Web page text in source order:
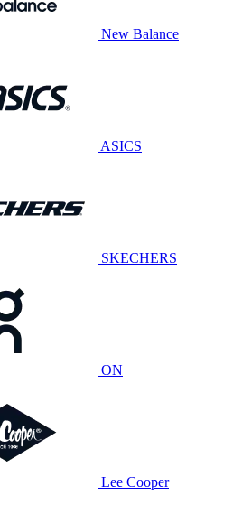
New Balance
ASICS
SKECHERS
ON
Lee Cooper